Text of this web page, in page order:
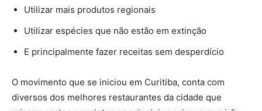
Utilizar mais produtos regionais
Utilizar espécies que não estão em extinção
E principalmente fazer receitas sem desperdício
O movimento que se iniciou em Curitiba, conta com
diversos dos melhores restaurantes da cidade que